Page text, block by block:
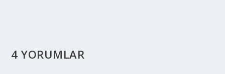
4 YORUMLAR